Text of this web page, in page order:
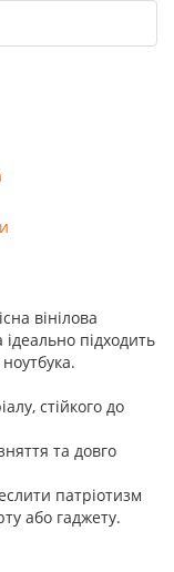
вінілова
підходить
стійкого до
та довго
патріотизм
або гаджету.